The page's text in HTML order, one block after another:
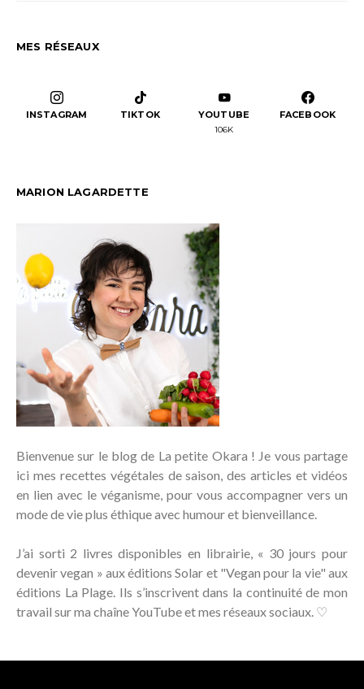
MES RÉSEAUX
INSTAGRAM TIKTOK YOUTUBE
106K
FACEBOOK
MARION LAGARDETTE
Bienvenue sur le blog de La petite Okara ! Je vous partage
ici mes recettes végétales de saison, des articles et vidéos
en lien avec le véganisme, pour vous accompagner vers un
mode de vie plus éthique avec humour et bienveillance.
J’ai sorti 2 livres disponibles en librairie, « 30 jours pour
devenir vegan » aux éditions Solar et "Vegan pour la vie" aux
éditions La Plage. Ils s’inscrivent dans la continuité de mon
travail sur ma chaîne YouTube et mes réseaux sociaux. ♡